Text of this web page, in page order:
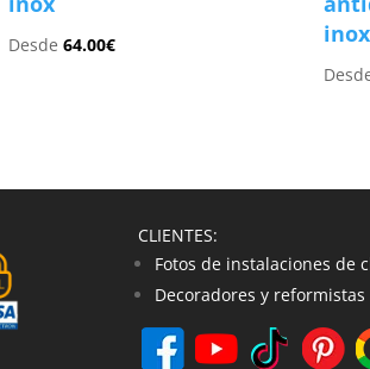
Desde64.00€
inox
CLIENTES:
Fotos de instalaciones de
Decoradores y reformistas